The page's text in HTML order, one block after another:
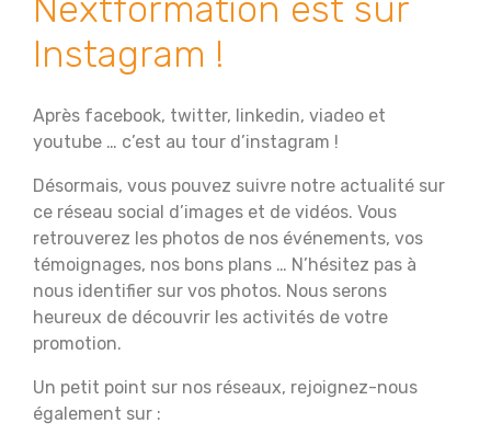
Nextformation est sur
Instagram !
Après facebook, twitter, linkedin, viadeo et
youtube … c’est au tour d’instagram !
Désormais, vous pouvez suivre notre actualité sur
ce réseau social d’images et de vidéos. Vous
retrouverez les photos de nos événements, vos
témoignages, nos bons plans … N’hésitez pas à
nous identifier sur vos photos. Nous serons
heureux de découvrir les activités de votre
promotion.
Un petit point sur nos réseaux, rejoignez-nous
également sur :